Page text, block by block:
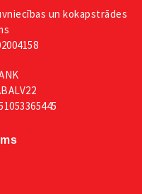
un kokapstrādes